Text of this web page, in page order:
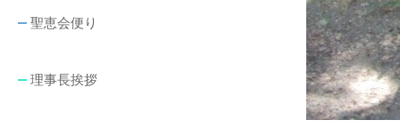
聖恵会便り
理事長挨拶